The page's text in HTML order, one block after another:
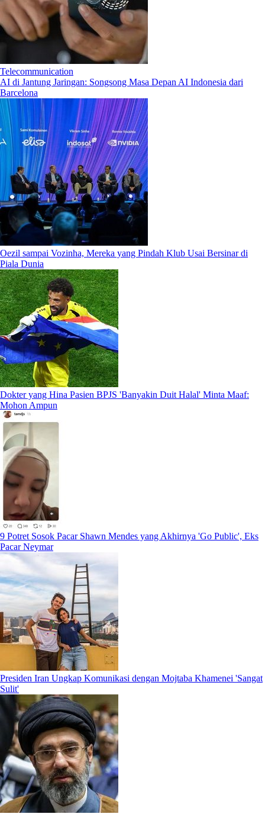
Telecommunication
AI di Jantung Jaringan: Songsong Masa Depan AI Indonesia dari
Barcelona
Oezil sampai Vozinha, Mereka yang Pindah Klub Usai Bersinar di
Piala Dunia
Dokter yang Hina Pasien BPJS 'Banyakin Duit Halal' Minta Maaf:
Mohon Ampun
9 Potret Sosok Pacar Shawn Mendes yang Akhirnya 'Go Public', Eks
Pacar Neymar
Presiden Iran Ungkap Komunikasi dengan Mojtaba Khamenei 'Sangat
Sulit'